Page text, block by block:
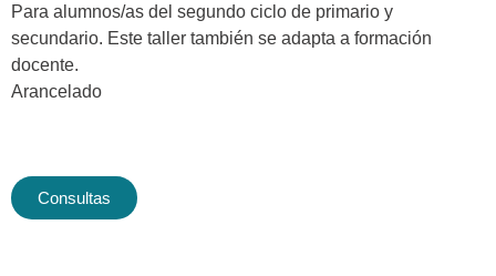
Para alumnos/as del segundo ciclo de primario y
secundario. Este taller también se adapta a formación
docente.
Arancelado
Consultas